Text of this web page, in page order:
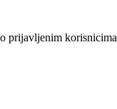
prijavljenim korisnicima